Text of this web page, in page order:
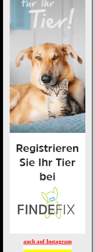
auch auf Instagram